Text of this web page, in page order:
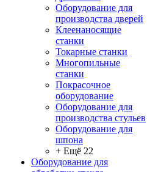
Оборудование для
производства дверей
Клеенаносящие
станки
Токарные станки
Многопильные
станки
Покрасочное
оборудование
Оборудование для
производства стульев
Оборудование для
шпона
+ Ещё 22
Оборудование для